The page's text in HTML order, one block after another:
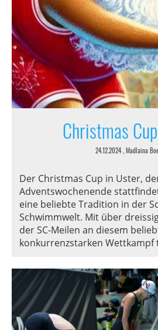
Christmas
24.12.2024, Madlaina
Der Christmas Cup in Uster,
Adventswochenende
eine beliebte Tradition in der
Schwimmwelt. Mit über
der SC-Meilen an diesem
konkurrenzstarken Wettkampf